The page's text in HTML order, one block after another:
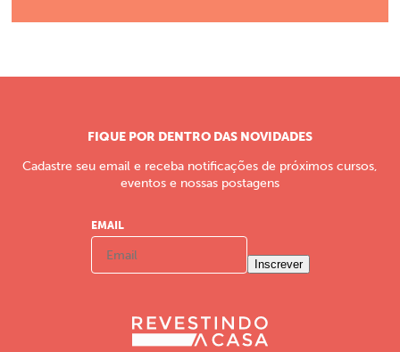
FIQUE POR DENTRO DAS NOVIDADES
Cadastre seu email e receba notificações de próximos cursos,
eventos e nossas postagens
EMAIL
Inscrever